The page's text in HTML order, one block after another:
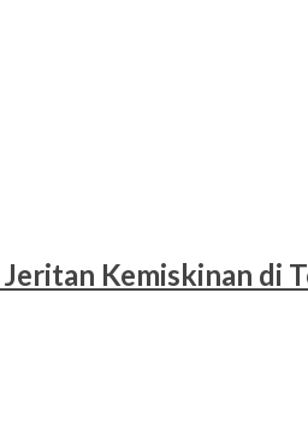
Kemiskinan di